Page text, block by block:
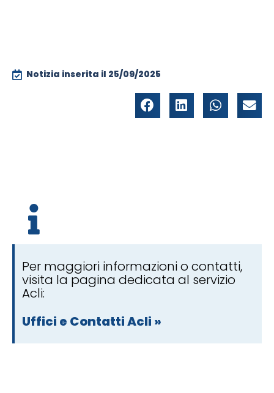
Notizia inserita il 25/09/2025
Per maggiori informazioni o contatti,
visita la pagina dedicata al servizio
Acli:
Uffici e Contatti Acli »